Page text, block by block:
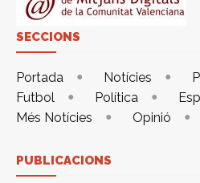
SECCIONS
Portada Notícies
Futbol
Política
Més Notícies
Opinió
PUBLICACIONS